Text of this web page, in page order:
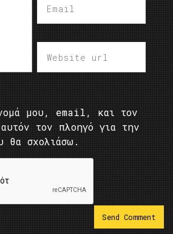
μου, email, και τον
τον πλοηγό για την
θα σχολιάσω.